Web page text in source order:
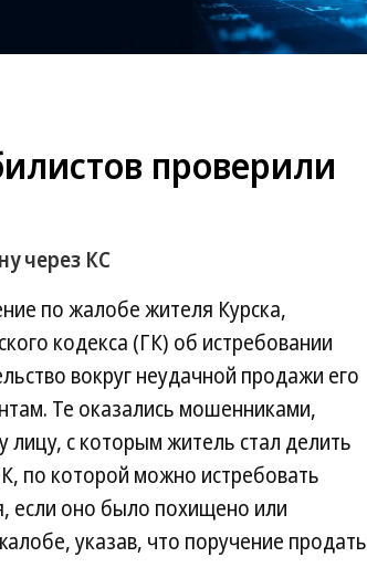
проверили
через КС
по жалобе жителя Курска,
кодекса (ГК) об истребовании
вокруг неудачной продажи его
Те оказались мошенниками,
c которым житель стал делить
по которой можно истребовать
если оно было похищено или
указав, что поручение продать